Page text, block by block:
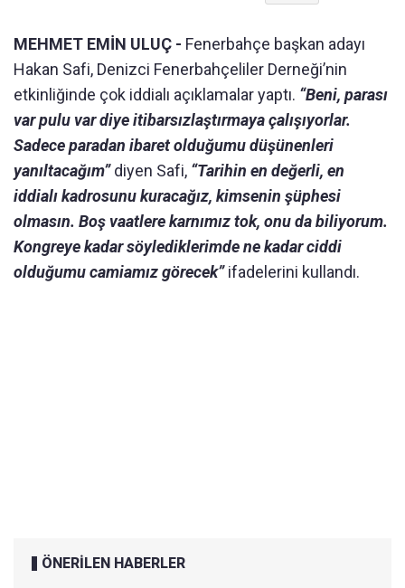
MEHMET EMİN ULUÇ - Fenerbahçe başkan adayı
Hakan Safi, Denizci Fenerbahçeliler Derneği’nin
etkinliğinde çok iddialı açıklamalar yaptı. “Beni, parası
var pulu var diye itibarsızlaştırmaya çalışıyorlar.
Sadece paradan ibaret olduğumu düşünenleri
yanıltacağım”diyen Safi, “Tarihin en değerli, en
iddialı kadrosunu kuracağız, kimsenin şüphesi
olmasın. Boş vaatlere karnımız tok, onu da biliyorum.
Kongreye kadar söylediklerimde ne kadar ciddi
olduğumu camiamız görecek”ifadelerini kullandı.
ÖNERİLEN HABERLER